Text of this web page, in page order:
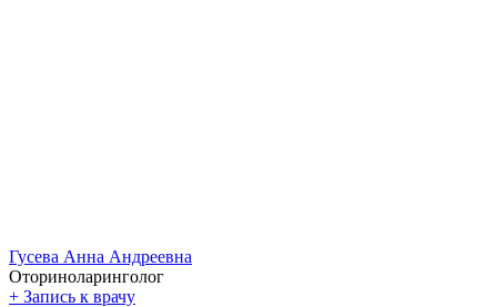
Гусева Анна Андреевна
Оториноларинголог
+ Запись к врачу